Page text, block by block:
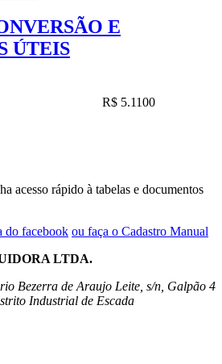
E
ÚTEIS
R$ 5.1100
acesso rápido à tabelas e documentos
do facebook ou faça o Cadastro Manual
LTDA.
Bezerra de Araujo Leite, s/n, Galpão 4
Industrial de Escada